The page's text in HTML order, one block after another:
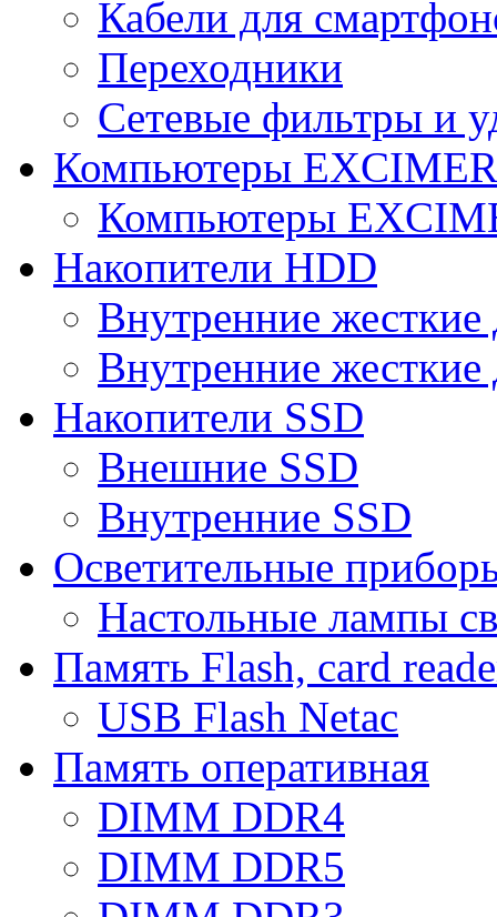
Кабели для
Переходники
Сетевые фильтры и
Компьютеры
Компьютеры
Накопители HDD
Внутренние
Внутренние
Накопители SSD
Внешние SSD
Внутренние SSD
Осветительные
Настольные лампы
Память Flash, card
USB Flash Netac
Память оперативная
DIMM DDR4
DIMM DDR5